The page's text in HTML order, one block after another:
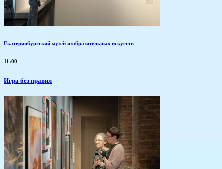
Екатеринбургский музей изобразительных искусств
11:00
​Игра без правил